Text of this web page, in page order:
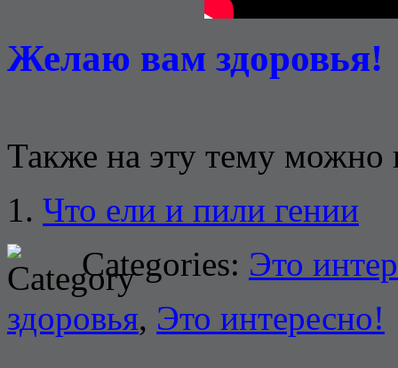
Желаю вам здоровья!
Также на эту тему можно
Что ели и пили гении
Categories: Это
здоровья, Это интересно!